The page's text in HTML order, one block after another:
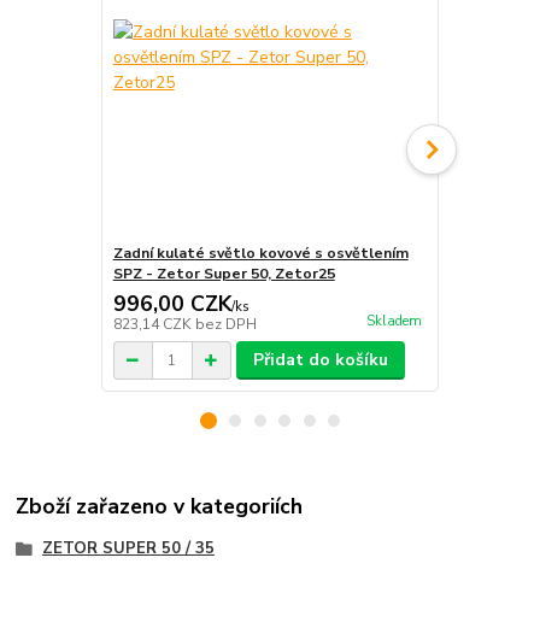
Zadní kulaté světlo kovové s osvětlením
SPZ - Zetor Super 50, Zetor25
996,00 CZK/ks
823,14 CZK bez DPH Skladem
Přidat do košíku
Zboží zařazeno v kategoriích
ZETOR SUPER 50 / 35